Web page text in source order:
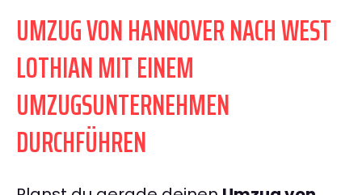
UMZUG VON HANNOVER NACH WEST
LOTHIAN MIT EINEM
UMZUGSUNTERNEHMEN
DURCHFÜHREN